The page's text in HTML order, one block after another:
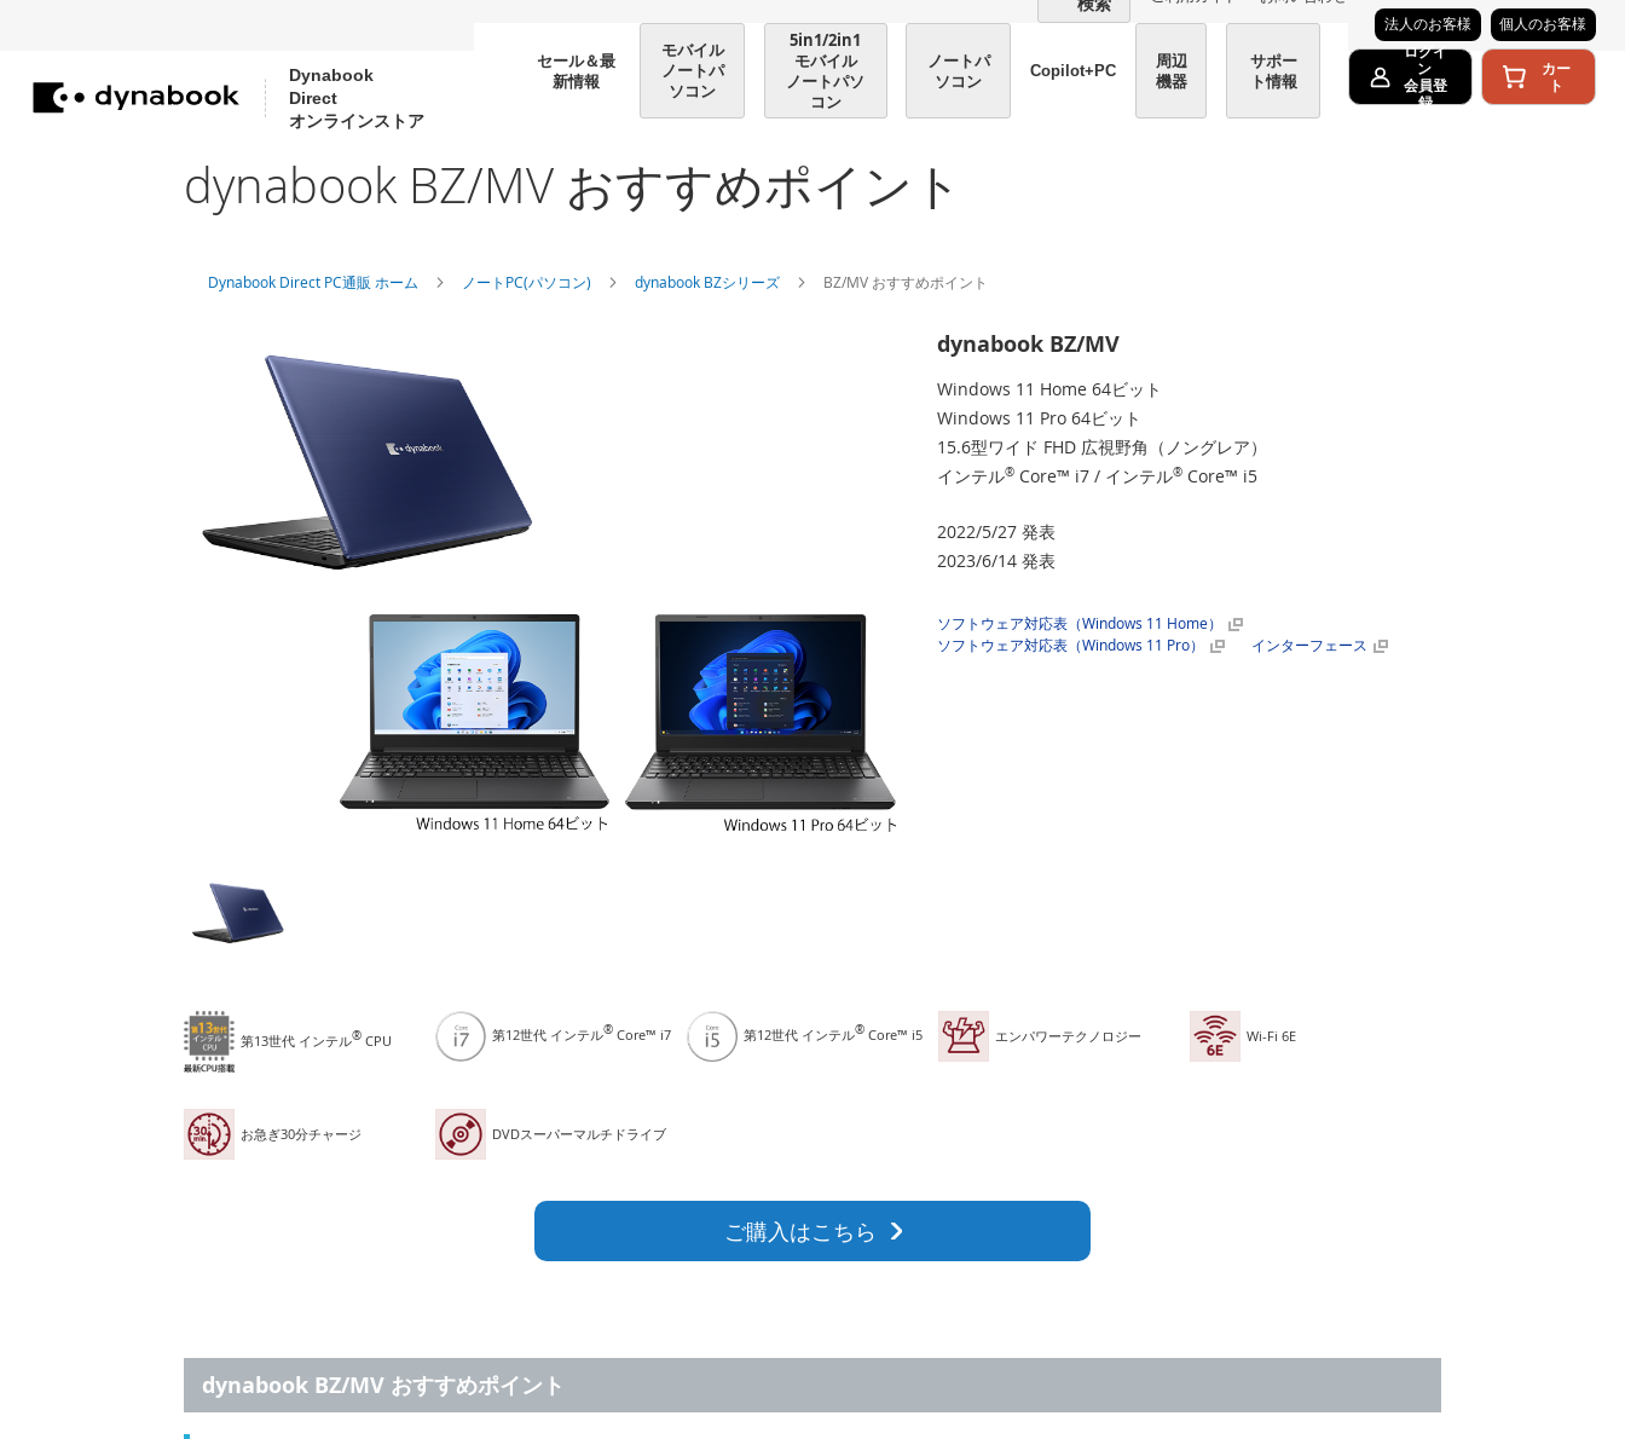
法人のお客様
個人のお客様
Dynabook
Direct
オンラインストア
コ
セール＆最
新情報
モバイル
ノートパ
ソコン
5in1/2in1
モバイル
ノートパソ
コン
ノートパ
ソコン
Copilot+PC
周辺
機器
サポー
ト情報
ログイ
ン
会員登
録
カー
ト
dynabook BZ/MV おすすめポイント
Dynabook Direct PC通販 ホーム ノートPC(パソコン) dynabook BZシリーズ BZ/MV おすすめポイント
dynabook BZ/MV
Windows 11 Home 64ビット
Windows 11 Pro 64ビット
15.6型ワイド FHD 広視野角（ノングレア）
インテル®Core™ i7 / インテル®Core™ i5
2022/5/27 発表
2023/6/14 発表
ソフトウェア対応表（Windows 11 Home）
ソフトウェア対応表（Windows 11 Pro）
インターフェース
第13世代 インテル® CPU 第12世代 インテル®Core™ i7 第12世代 インテル®Core™ i5 エンパワーテクノロジー Wi-Fi 6E
お急ぎ30分チャージ DVDスーパーマルチドライブ
ご購入はこちら
dynabook BZ/MV おすすめポイント